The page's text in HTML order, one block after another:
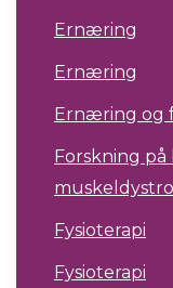
Ernæring
Ernæring
Ernæring og
Forskning
Fysioterapi
Fysioterapi